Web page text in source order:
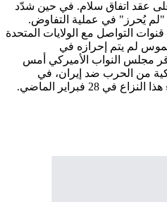
عقد اتفاق سلام. في حين شدّد
"لم يُحرز" في عملية التفاوض.
قنوات التواصل مع الولايات المتحدة
لم يتم إحرازه في
مجلس النواب الأميركي أمس
من الحرب ضد إيران، في
28 فبراير الماضي.